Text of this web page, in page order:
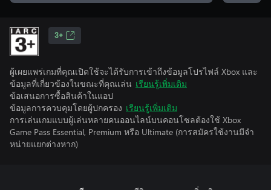
3+
ผู้เผยแพร่เกมที่คุณเปิดใช้จะได้รับการเข้าถึงข้อมูลโปรไฟล์ Xbox และ
ข้อมูลที่เกี่ยวข้องในขณะที่คุณเล่น เรียนรู้เพิ่มเติม
ข้อเสนอการซื้อสินค้าในแอป
ข้อมูลการควบคุมโดยผู้ปกครอง เรียนรู้เพิ่มเติม
การเล่นเกมแบบผู้เล่นหลายคนออนไลน์บนคอนโซลต้องใช้ Xbox
Game Pass Essential, Premium หรือ Ultimate (การสมัครใช้งานมีจํา
หน่ายแยกต่างหาก)